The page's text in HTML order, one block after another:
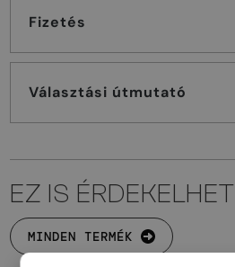
Fizetés
Választási útmutató
EZ IS ÉRDEKELHET
MINDEN TERMÉK